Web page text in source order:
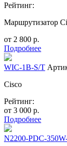
Рейтинг:
Маршрутизатор
от 2 800 р.
Подробнее
WIC-1B-S/T
Cisco
Рейтинг:
от 3 000 р.
Подробнее
N2200-PDC-